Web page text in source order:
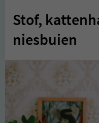
Stof,
niesbuien